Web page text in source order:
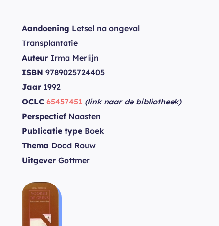
Aandoening Letsel na ongeval
Transplantatie
Auteur Irma Merlijn
ISBN 9789025724405
Jaar 1992
OCLC 65457451 (link naar de bibliotheek)
PerspectiefNaasten
Publicatie type Boek
Thema Dood Rouw
Uitgever Gottmer